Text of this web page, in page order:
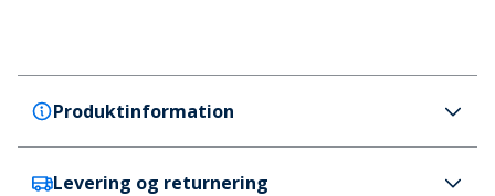
Produktinformation
GAPLevering og returnering